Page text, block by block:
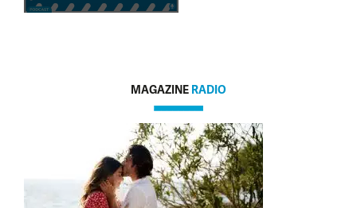
MAGAZINE RADIO